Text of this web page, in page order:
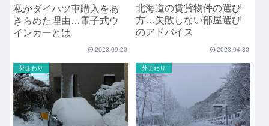
私がダイハツ車購入をあ
きらめた理由…電子式ウ
インカーとは
2023.09.20
北海道の賃貸物件の選び
方…失敗しない部屋選び
のアドバイス
2023.04.30
外まわり 外まわり